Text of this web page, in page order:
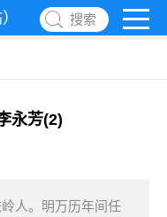
搜索
永芳(2)
人。明万历年间任